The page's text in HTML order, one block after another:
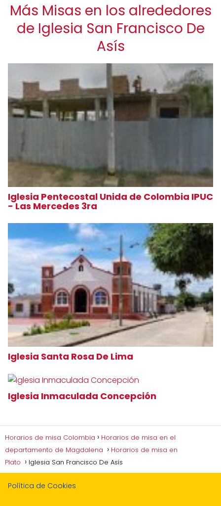
Más Misas en los alrededores
de Iglesia San Francisco De
Asís
Iglesia Pentecostal Unida de Colombia IPUC
- Las Mercedes 3ra
Iglesia Santa Rosa De Lima
Iglesia Inmaculada Concepción
Horarios de misa Colombia
Horarios de misa en el
departamento de Magdalena
Horarios de misa en
Plato
Iglesia San Francisco De Asís
Política de Cookies